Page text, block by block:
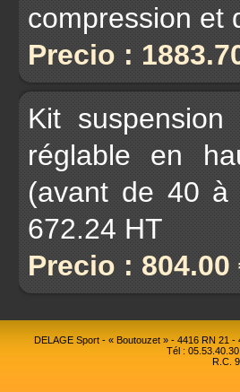
compression et
Precio :
Kit
réglable en
(avant de 40
672.24 HT
Precio : 804.00
DELAGE Sport - « Boutouzet » - 4416 RN 21
Tél :
R.C.